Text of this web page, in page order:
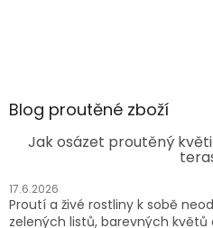
Blog proutěné zboží
Jak osázet proutěný
17.6.2026
Proutí a živé rostliny k sobě
zelených listů, barevných květů